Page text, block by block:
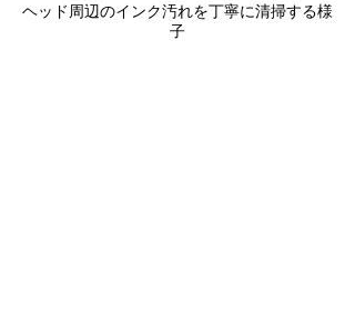
ヘッド周辺のインク汚れを丁寧に清掃する様
子